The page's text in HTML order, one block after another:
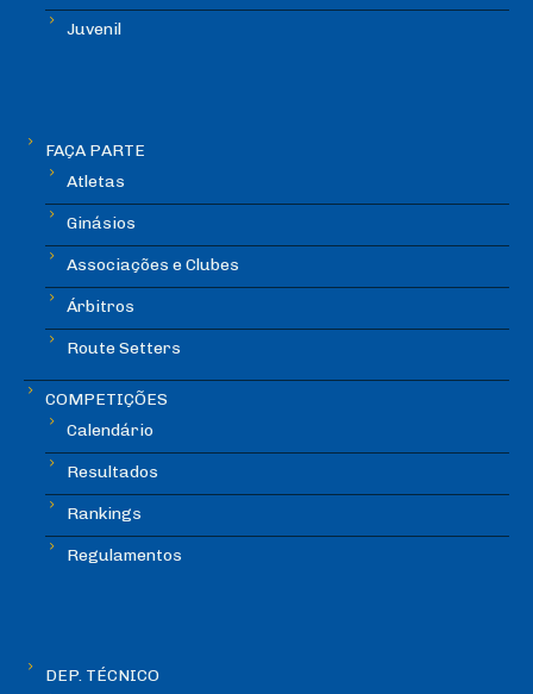
Juvenil
FAÇA PARTE
Atletas
Ginásios
Associações e Clubes
Árbitros
Route Setters
COMPETIÇÕES
Calendário
Resultados
Rankings
Regulamentos
DEP. TÉCNICO